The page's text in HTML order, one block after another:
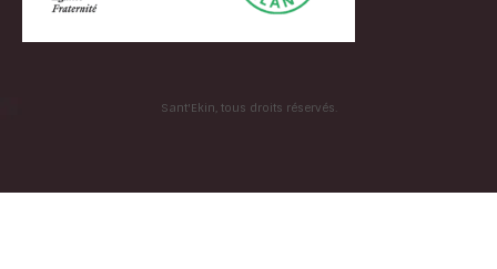
Sant'Ekin, tous droits réservés.